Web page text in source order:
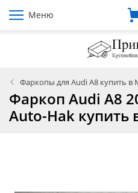
Меню
Фаркопы для Audi A8 купить в
Фаркоп Audi A8
Auto-Hak купить